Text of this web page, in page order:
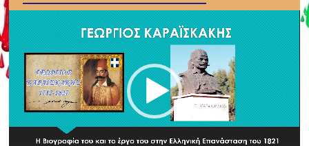
Πρόγραμμα
Αναπαραγωγής
Βίντεο